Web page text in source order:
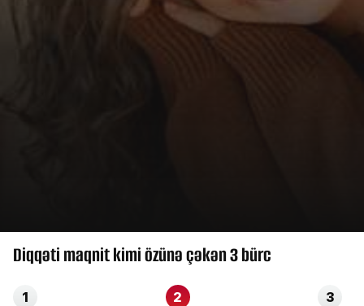
Diqqəti maqnit kimi özünə çəkən 3 bürc
1 2 3